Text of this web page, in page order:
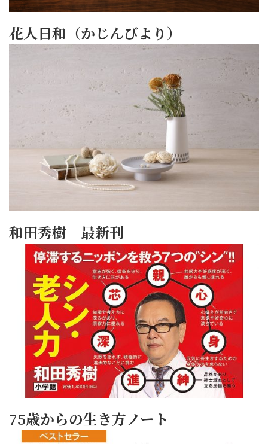
花人日和（かじんびより）
和田秀樹 最新刊
75歳からの生き方ノート